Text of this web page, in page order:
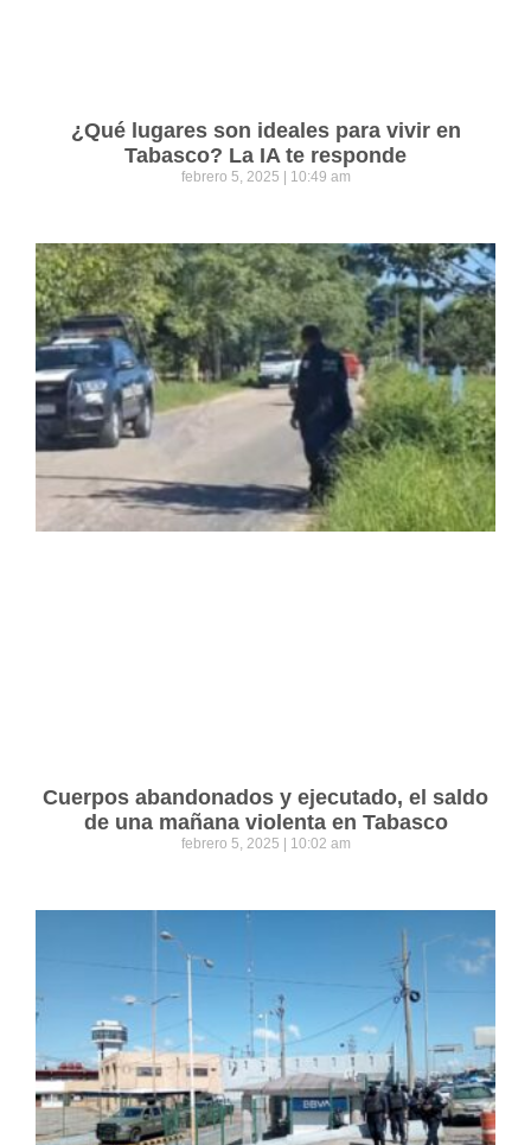
¿Qué lugares son ideales para vivir en
Tabasco? La IA te responde
febrero 5, 2025 10:49 am
Cuerpos abandonados y ejecutado, el saldo
de una mañana violenta en Tabasco
febrero 5, 2025 10:02 am